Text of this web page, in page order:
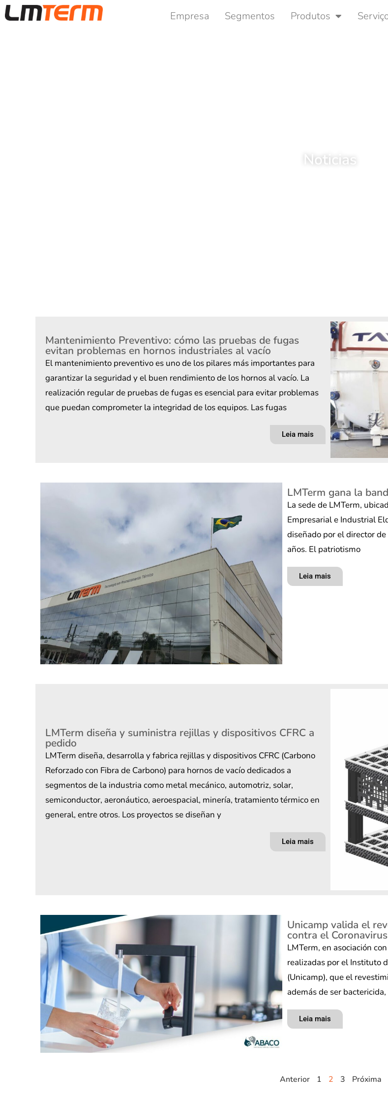
Empresa Segmentos Produtos
Noticias
Mantenimiento Preventivo: cómo las pruebas de fugas
evitan problemas en hornos industriales al vacío
El mantenimiento preventivo es uno de los pilares más importantes para
garantizar la seguridad y el buen rendimiento de los hornos al vacío. La
realización regular de pruebas de fugas es esencial para evitar problemas
que puedan comprometer la integridad de los equipos. Las fugas
Leia mais
LMTerm gana la
La sede de LMTerm,
Empresarial e Industrial
diseñado por el director
años. El patriotismo
Leia mais
LMTerm diseña y suministra rejillas y dispositivos CFRC a
pedido
LMTerm diseña, desarrolla y fabrica rejillas y dispositivos CFRC (Carbono
Reforzado con Fibra de Carbono) para hornos de vacío dedicados a
segmentos de la industria como metal mecánico, automotriz, solar,
semiconductor, aeronáutico, aeroespacial, minería, tratamiento térmico en
general, entre otros. Los proyectos se diseñan y
Leia mais
Unicamp valida el
contra el Coronavirus
LMTerm, en asociación
realizadas por el Instituto
(Unicamp), que el
además de ser
Leia mais
Anterior 1 2 3 Próxima